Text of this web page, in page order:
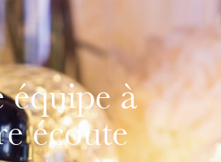
équipe à
écoute